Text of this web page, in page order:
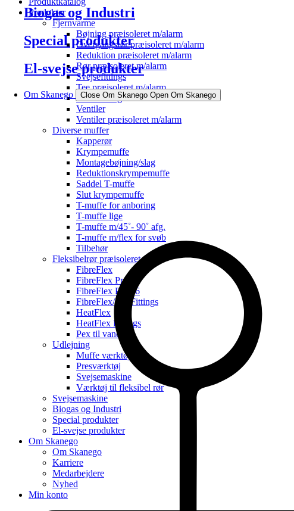
Biogas og Industri
Special produkter
El-svejse produkter
Om Skanego Close Om Skanego Open Om Skanego
Produkter
Fjernvarme
Bøjning præisoleret m/alarm
Overgangsrør præisoleret m/alarm
Reduktion præisoleret m/alarm
Rør præisoleret m/alarm
Svejsefittings
Tee præisoleret m/alarm
Ventilbeslag
Ventiler
Ventiler præisoleret m/alarm
Diverse muffer
Kapperør
Krympemuffe
Montagebøjning/slag
Reduktionskrympemuffe
Saddel T-muffe
Slut krympemuffe
T-muffe for anboring
T-muffe lige
T-muffe m/45˚- 90˚ afg.
T-muffe m/flex for svøb
Tilbehør
Fleksibelrør præisoleret
FibreFlex
FibreFlex Pro
FibreFlex Pro 16
FibreFlex/Pro Fittings
HeatFlex
HeatFlex Fittings
Pex til vand
Udlejning
Muffe værktøj
Presværktøj
Svejsemaskine
Værktøj til fleksibel rør
Svejsemaskine
Biogas og Industri
Special produkter
El-svejse produkter
Om Skanego
Om Skanego
Karriere
Medarbejdere
Nyhed
Min konto